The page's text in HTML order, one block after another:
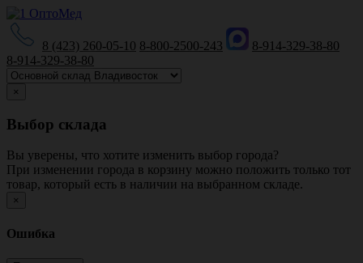
8 (423) 260-05-10 8-800-2500-243
8-914-329-38-80
8-914-329-38-80
×
Выбор склада
Вы уверены, что хотите изменить выбор города?
При изменении города в корзину можно положить только тот
товар, который есть в наличии на выбранном складе.
×
Ошибка